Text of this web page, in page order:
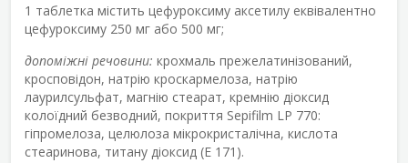
1 таблетка містить цефуроксиму аксетилу еквівалентно
цефуроксиму 250 мг або 500 мг;
допоміжні речовини: крохмаль прежелатинізований,
кросповідон, натрію кроскармелоза, натрію
лаурилсульфат, магнію стеарат, кремнію діоксид
колоїдний безводний, покриття Sepifilm LP 770:
гіпромелоза, целюлоза мікрокристалічна, кислота
стеаринова, титану діоксид (Е 171).